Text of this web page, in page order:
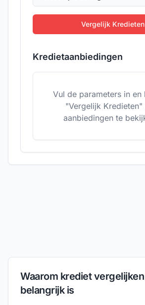
Vergelijk Kredieten
Kredietaanbiedingen
Vul de parameters in en
"Vergelijk Kredieten"
aanbiedingen te
Waarom krediet
belangrijk is